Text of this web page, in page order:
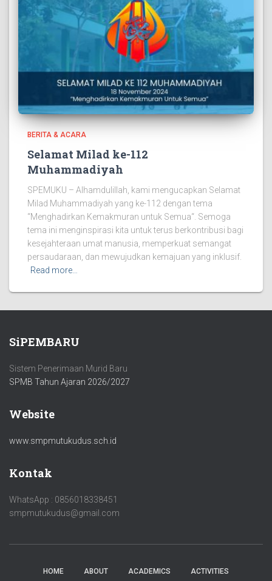
BERITA & ACARA
Selamat Milad ke-112
Muhammadiyah
SPEMUKU – Alhamdulillah, kami mengucapkan Selamat
Milad Muhammadiyah yang ke-112 dengan tema
“Menghadirkan Kemakmuran untuk Semua“. Semoga
tema ini menginspirasi kita untuk terus berkontribusi bagi
kesejahteraan umat manusia, memperkuat semangat
persaudaraan, dan mewujudkan kemajuan yang inklusif.
Read more…
SiPEMBARU
Sistem Penerimaan Murid Baru
SPMB Tahun Ajaran 2026/2027
Website
www.smpmutukudus.sch.id
Kontak
WhatsApp : 0856018338451
smpmutukudus@gmail.com
HOME ABOUT ACADEMICS ACTIVITIES